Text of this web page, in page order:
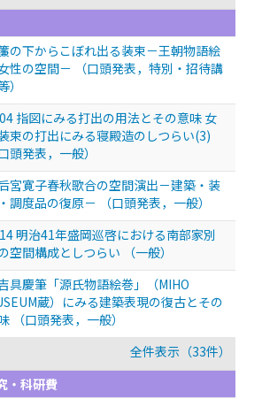
の下からこぼれ出る装束－王朝物語絵
性の空間－
（口頭発表，特別・招待講
）
指図にみる打出の用法とその意味 女
束の打出にみる寝殿造のしつらい(3)
口頭発表，一般）
宮寛子春秋歌合の空間演出－建築・装
調度品の復原－
（口頭発表，一般）
明治41年盛岡巡啓における南部家別
空間構成としつらい
（一般）
具慶筆「源氏物語絵巻」（MIHO
蔵）にみる建築表現の復古とその
（口頭発表，一般）
全件表示（33件）
・科研費